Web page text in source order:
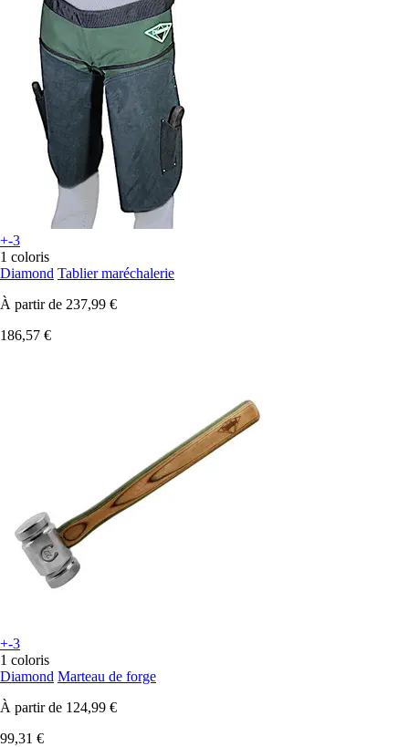
+-3
1 coloris
Diamond Tablier maréchalerie
À partir de 237,99 €
186,57 €
+-3
1 coloris
Diamond Marteau de forge
À partir de 124,99 €
99,31 €